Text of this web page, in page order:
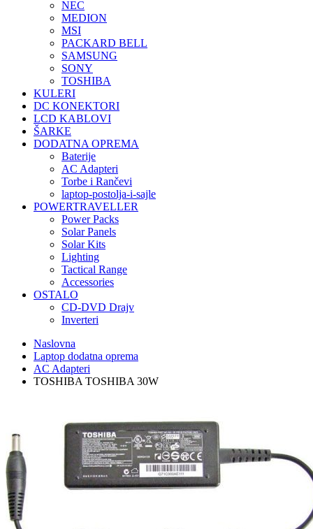
NEC
MEDION
MSI
PACKARD BELL
SAMSUNG
SONY
TOSHIBA
KULERI
DC KONEKTORI
LCD KABLOVI
ŠARKE
DODATNA OPREMA
Baterije
AC Adapteri
Torbe i Rančevi
laptop-postolja-i-sajle
POWERTRAVELLER
Power Packs
Solar Panels
Solar Kits
Lighting
Tactical Range
Accessories
OSTALO
CD-DVD Drajv
Inverteri
Naslovna
Laptop dodatna oprema
AC Adapteri
TOSHIBA TOSHIBA 30W